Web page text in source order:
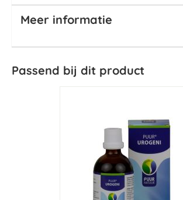
Meer informatie
Passend bij dit product